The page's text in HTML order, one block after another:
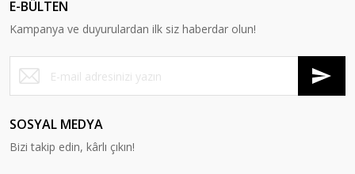
E-BÜLTEN
Kampanya ve duyurulardan ilk siz haberdar olun!
SOSYAL MEDYA
Bizi takip edin, kârlı çıkın!